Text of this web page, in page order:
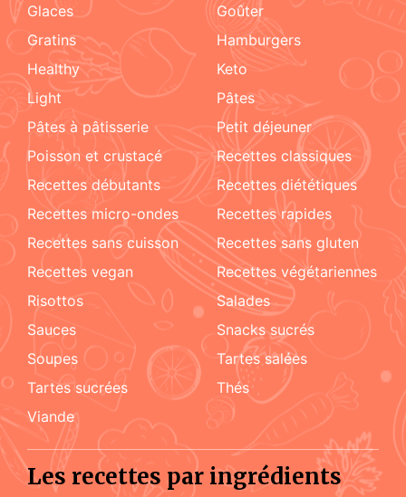
glaces
goûter
gratins
hamburgers
healthy
keto
light
pâtes
pâtes à pâtisserie
petit déjeuner
poisson et crustacé
recettes classiques
recettes débutants
recettes diététiques
recettes micro-ondes
recettes rapides
recettes sans cuisson
recettes sans gluten
recettes vegan
recettes végétariennes
risottos
salades
sauces
snacks sucrés
soupes
tartes salées
tartes sucrées
Thés
viande
Les recettes par ingrédients